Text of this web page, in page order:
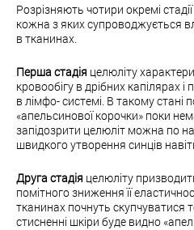
Розрізняють чотири окремі
кожна з яких супроводжується
в тканинах.
Перша стадія целюліту
кровообігу в дрібних капілярах
в лімфо- системі. В такому стані
«апельсинової корочки» поки
запідозрити целюліт можна по
швидкого утворення синців
Друга стадія целюліту
помітного зниження її
тканинах почнуть скупчуватися
стисненні шкіри буде видно